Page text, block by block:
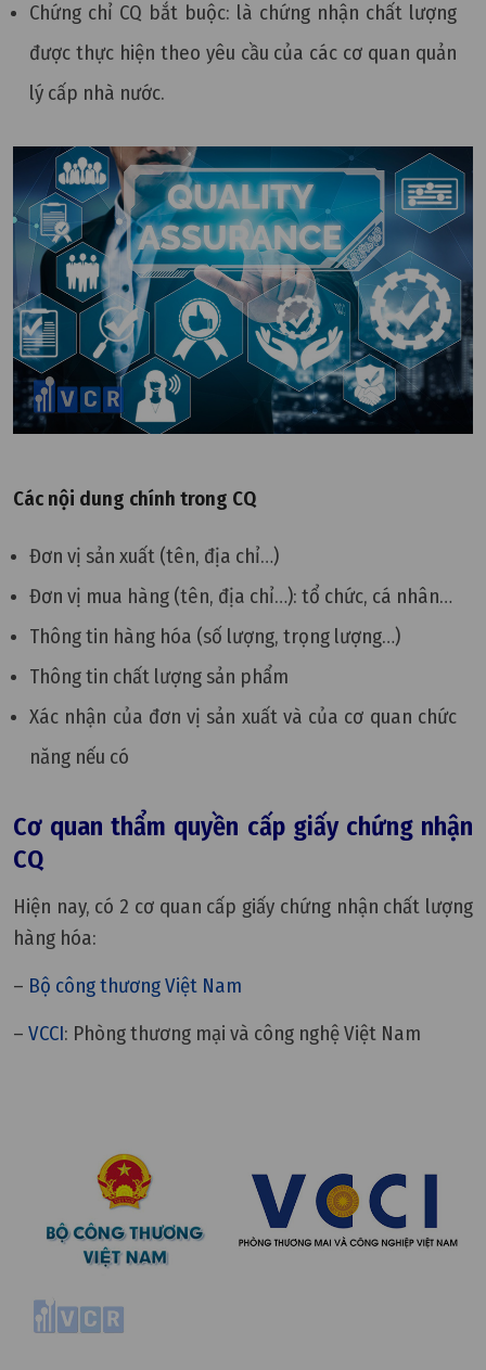
Chứng chỉ CQ bắt buộc: là chứng nhận chất lượng
được thực hiện theo yêu cầu của các cơ quan quản
lý cấp nhà nước.
Các nội dung chính trong CQ
Đơn vị sản xuất (tên, địa chỉ…)
Đơn vị mua hàng (tên, địa chỉ…): tổ chức, cá nhân…
Thông tin hàng hóa (số lượng, trọng lượng…)
Thông tin chất lượng sản phẩm
Xác nhận của đơn vị sản xuất và của cơ quan chức
năng nếu có
Cơ quan thẩm quyền cấp giấy chứng nhận
CQ
Hiện nay, có 2 cơ quan cấp giấy chứng nhận chất lượng
hàng hóa:
– Bộ công thương Việt Nam
– VCCI: Phòng thương mại và công nghệ Việt Nam